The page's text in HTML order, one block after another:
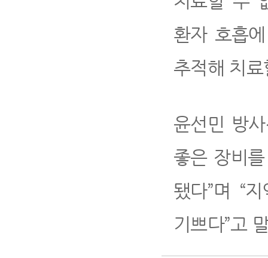
환자 호흡
추적해 치
윤선민 방
좋은 장비
됐다”며 “
기쁘다”고